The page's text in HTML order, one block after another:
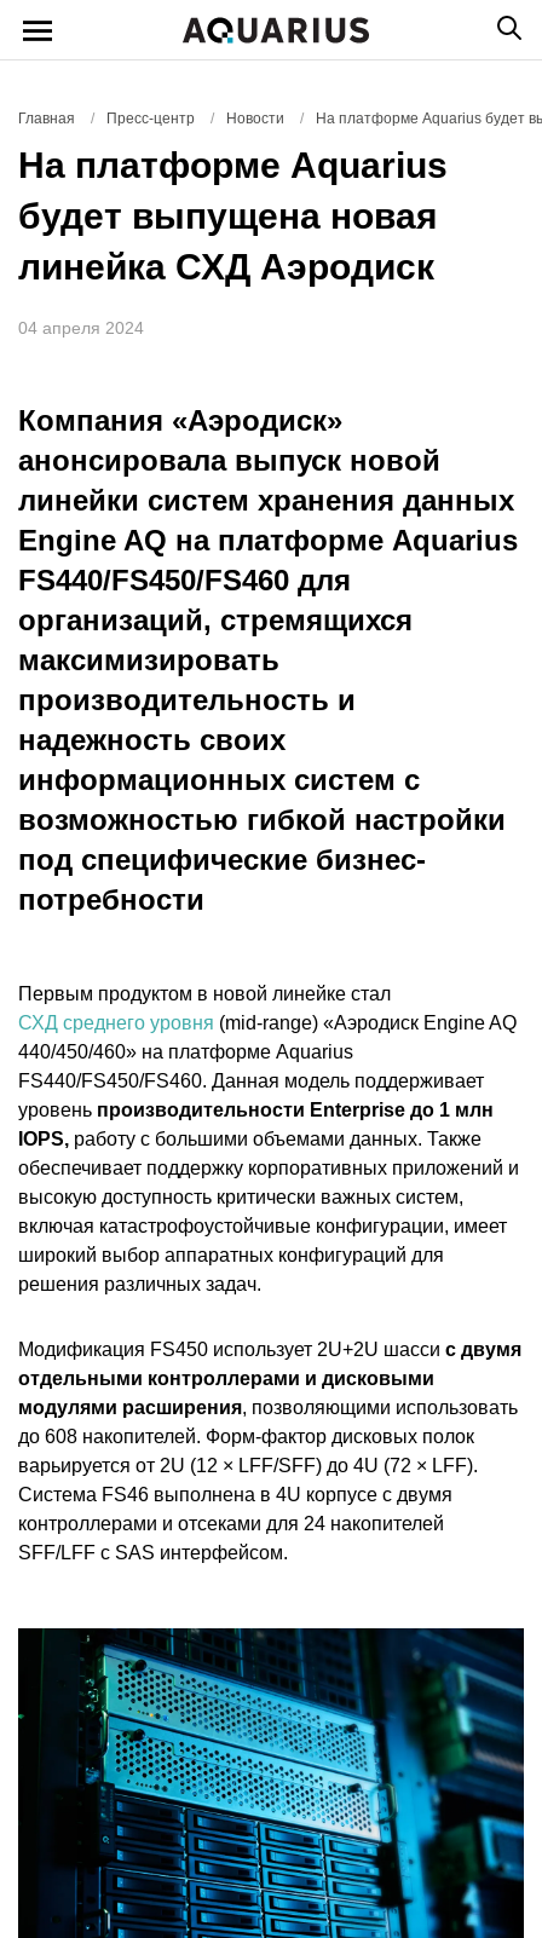
Главная / Пресс-центр / Новости / На платформе Aquarius будет
На платформе Aquarius
будет выпущена новая
линейка СХД Аэродиск
04 апреля 2024
Компания «Аэродиск»
анонсировала выпуск новой
линейки систем хранения данных
Engine AQ на платформе Aquarius
FS440/FS450/FS460 для
организаций, стремящихся
максимизировать
производительность и
надежность своих
информационных систем с
возможностью гибкой настройки
под специфические бизнес-
потребности
Первым продуктом в новой линейке стал
СХД среднего уровня (mid-range) «Аэродиск Engine AQ
440/450/460» на платформе Aquarius
FS440/FS450/FS460. Данная модель поддерживает
уровень производительности Enterprise до 1 млн
IOPS, работу с большими объемами данных. Также
обеспечивает поддержку корпоративных приложений и
высокую доступность критически важных систем,
включая катастрофоустойчивые конфигурации, имеет
широкий выбор аппаратных конфигураций для
решения различных задач.
Модификация FS450 использует 2U+2U шасси с двумя
отдельными контроллерами и дисковыми
модулями расширения, позволяющими использовать
до 608 накопителей. Форм-фактор дисковых полок
варьируется от 2U (12 × LFF/SFF) до 4U (72 × LFF).
Система FS46 выполнена в 4U корпусе с двумя
контроллерами и отсеками для 24 накопителей
SFF/LFF с SAS интерфейсом.